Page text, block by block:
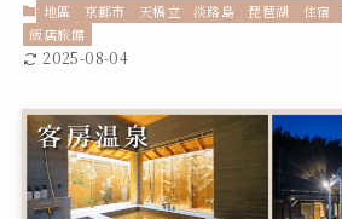
地區 京都市 天橋立 淡路島 琵琶湖 住宿
飯店旅館
2025-08-04